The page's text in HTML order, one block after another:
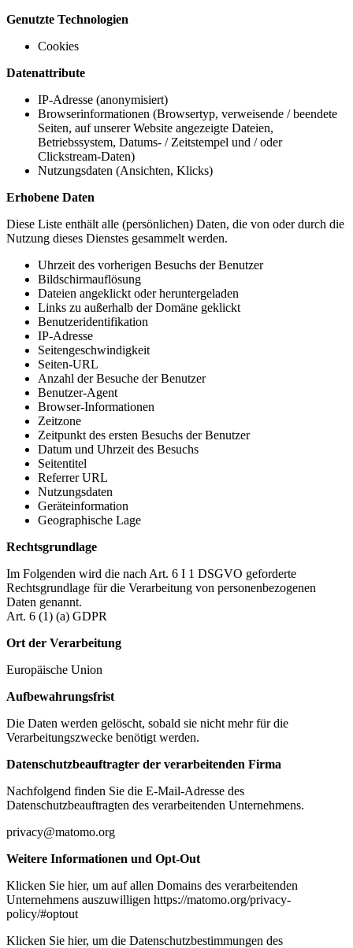
Genutzte Technologien
Cookies
Datenattribute
IP-Adresse (anonymisiert)
Browserinformationen (Browsertyp, verweisende / beendete
Seiten, auf unserer Website angezeigte Dateien,
Betriebssystem, Datums- / Zeitstempel und / oder
Clickstream-Daten)
Nutzungsdaten (Ansichten, Klicks)
Erhobene Daten
Diese Liste enthält alle (persönlichen) Daten, die von oder durch die
Nutzung dieses Dienstes gesammelt werden.
Uhrzeit des vorherigen Besuchs der Benutzer
Bildschirmauflösung
Dateien angeklickt oder heruntergeladen
Links zu außerhalb der Domäne geklickt
Benutzeridentifikation
IP-Adresse
Seitengeschwindigkeit
Seiten-URL
Anzahl der Besuche der Benutzer
Benutzer-Agent
Browser-Informationen
Zeitzone
Zeitpunkt des ersten Besuchs der Benutzer
Datum und Uhrzeit des Besuchs
Seitentitel
Referrer URL
Nutzungsdaten
Geräteinformation
Geographische Lage
Rechtsgrundlage
Im Folgenden wird die nach Art. 6 I 1 DSGVO geforderte
Rechtsgrundlage für die Verarbeitung von personenbezogenen
Daten genannt.
Art. 6 (1) (a) GDPR
Ort der Verarbeitung
Europäische Union
Aufbewahrungsfrist
Die Daten werden gelöscht, sobald sie nicht mehr für die
Verarbeitungszwecke benötigt werden.
Datenschutzbeauftragter der verarbeitenden Firma
Nachfolgend finden Sie die E-Mail-Adresse des
Datenschutzbeauftragten des verarbeitenden Unternehmens.
privacy@matomo.org
Weitere Informationen und Opt-Out
Klicken Sie hier, um auf allen Domains des verarbeitenden
Unternehmens auszuwilligen https://matomo.org/privacy-
policy/#optout
Klicken Sie hier, um die Datenschutzbestimmungen des